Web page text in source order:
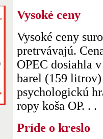
Vysoké ceny
Vysoké ceny
pretrvávajú.
OPEC dosiahla
barel (159
psychologickú
ropy koša OP. . .
Príde o kreslo